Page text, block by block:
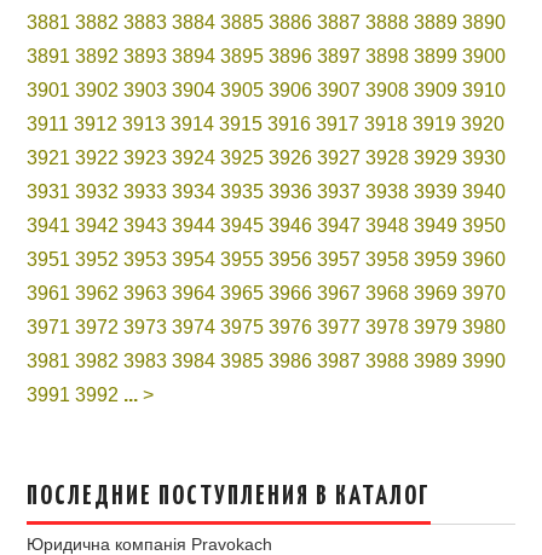
3881 3882 3883 3884 3885 3886 3887 3888 3889 3890
3891 3892 3893 3894 3895 3896 3897 3898 3899 3900
3901 3902 3903 3904 3905 3906 3907 3908 3909 3910
3911 3912 3913 3914 3915 3916 3917 3918 3919 3920
3921 3922 3923 3924 3925 3926 3927 3928 3929 3930
3931 3932 3933 3934 3935 3936 3937 3938 3939 3940
3941 3942 3943 3944 3945 3946 3947 3948 3949 3950
3951 3952 3953 3954 3955 3956 3957 3958 3959 3960
3961 3962 3963 3964 3965 3966 3967 3968 3969 3970
3971 3972 3973 3974 3975 3976 3977 3978 3979 3980
3981 3982 3983 3984 3985 3986 3987 3988 3989 3990
3991 3992 ... >
ПОСЛЕДНИЕ ПОСТУПЛЕНИЯ В КАТАЛОГ
Юридична компанія Pravokach